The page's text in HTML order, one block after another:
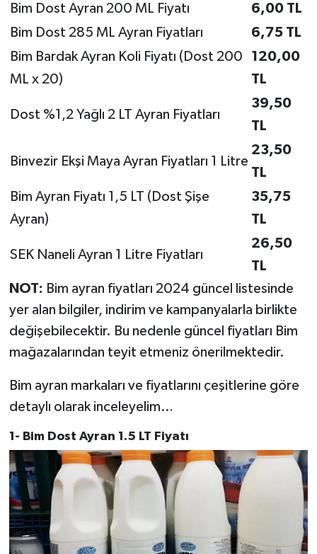
Bim Dost Ayran 200 ML Fiyatı
6,00 TL
Bim Dost 285 ML Ayran Fiyatları
6,75 TL
Bim Bardak Ayran Koli Fiyatı (Dost 200
ML x 20)
120,00
TL
Dost %1,2 Yağlı 2 LT Ayran Fiyatları
39,50
TL
Binvezir Ekşi Maya Ayran Fiyatları 1 Litre
23,50
TL
Bim Ayran Fiyatı 1,5 LT (Dost Şişe
Ayran)
35,75
TL
SEK Naneli Ayran 1 Litre Fiyatları
26,50
TL
NOT: Bim ayran fiyatları 2024 güncel listesinde
yer alan bilgiler, indirim ve kampanyalarla birlikte
değişebilecektir. Bu nedenle güncel fiyatları Bim
mağazalarından teyit etmeniz önerilmektedir.
Bim ayran markaları ve fiyatlarını çeşitlerine göre
detaylı olarak inceleyelim…
1- Bim Dost Ayran 1.5 LT Fiyatı